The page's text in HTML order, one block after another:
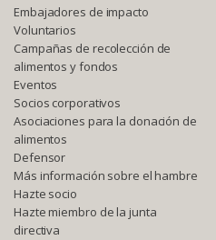
Embajadores de impacto
Voluntarios
Campañas de recolección de
alimentos y fondos
Eventos
Socios corporativos
Asociaciones para la donación de
alimentos
Defensor
Más información sobre el hambre
Hazte socio
Hazte miembro de la junta
directiva